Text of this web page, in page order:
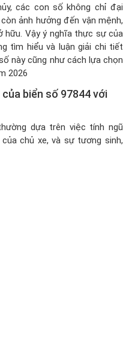
các con số không chỉ đại
ảnh hưởng đến vận mệnh,
hữu. Vậy ý nghĩa thực sự của
tìm hiểu và luận giải chi tiết
này cũng như cách lựa chọn
2026
biển số 97844 với
dựa trên việc tính ngũ
chủ xe, và sự tương sinh,